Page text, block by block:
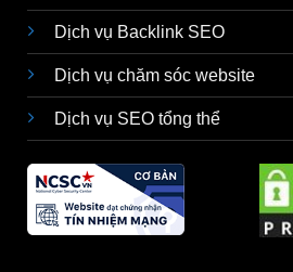
Dịch vụ Backlink SEO
Dịch vụ chăm sóc website
Dịch vụ SEO tổng thể